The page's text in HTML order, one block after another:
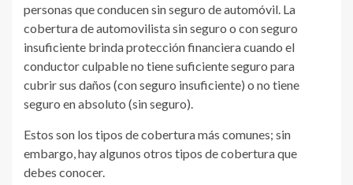
personas que conducen sin seguro de automóvil. La
cobertura de automovilista sin seguro o con seguro
insuficiente brinda protección financiera cuando el
conductor culpable no tiene suficiente seguro para
cubrir sus daños (con seguro insuficiente) o no tiene
seguro en absoluto (sin seguro).
Estos son los tipos de cobertura más comunes; sin
embargo, hay algunos otros tipos de cobertura que
debes conocer.